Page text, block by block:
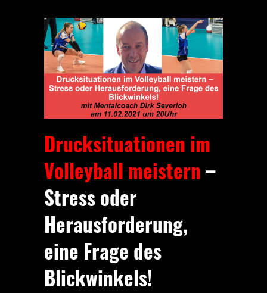
Drucksituationen im
Volleyball meistern–
Stress oder
Herausforderung,
eine Frage des
Blickwinkels!